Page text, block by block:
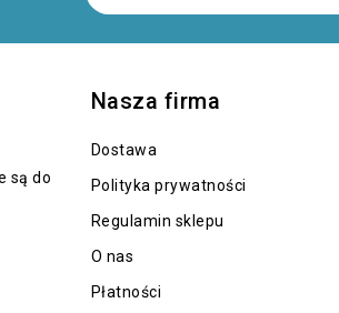
są do
Nasza firma
Dostawa
Polityka prywatności
Regulamin sklepu
O nas
Płatności